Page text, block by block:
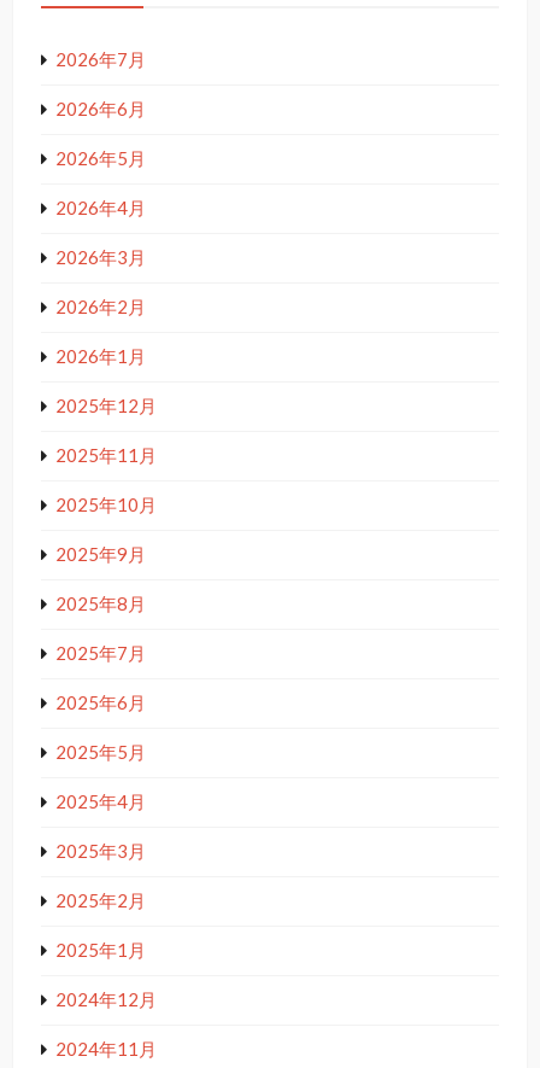
2026年7月
2026年6月
2026年5月
2026年4月
2026年3月
2026年2月
2026年1月
2025年12月
2025年11月
2025年10月
2025年9月
2025年8月
2025年7月
2025年6月
2025年5月
2025年4月
2025年3月
2025年2月
2025年1月
2024年12月
2024年11月